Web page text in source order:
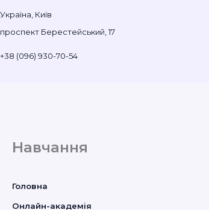
Україна, Київ
проспект Берестейський, 17
+38 (096) 930-70-54
Навчання
Головна
Онлайн-академія